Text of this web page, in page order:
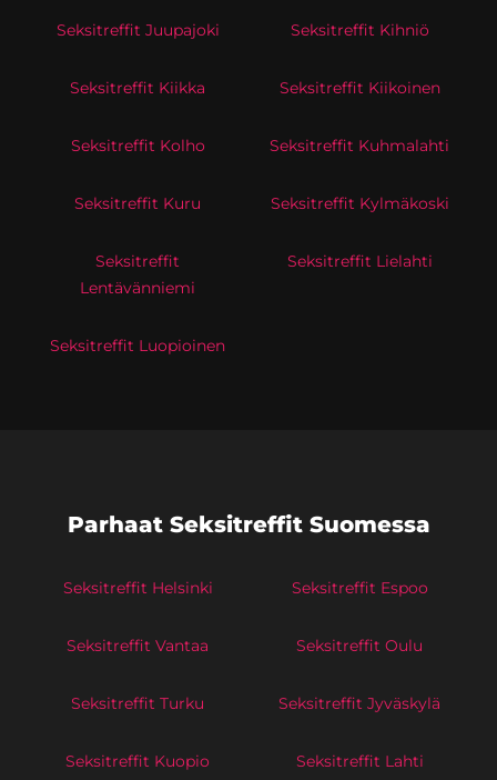
Seksitreffit Juupajoki Seksitreffit Kihniö
Seksitreffit Kiikka Seksitreffit Kiikoinen
Seksitreffit Kolho Seksitreffit Kuhmalahti
Seksitreffit Kuru Seksitreffit Kylmäkoski
Seksitreffit
Lentävänniemi
Seksitreffit Lielahti
Seksitreffit Luopioinen
Parhaat Seksitreffit Suomessa
Seksitreffit Helsinki Seksitreffit Espoo
Seksitreffit Vantaa Seksitreffit Oulu
Seksitreffit Turku Seksitreffit Jyväskylä
Seksitreffit Kuopio Seksitreffit Lahti